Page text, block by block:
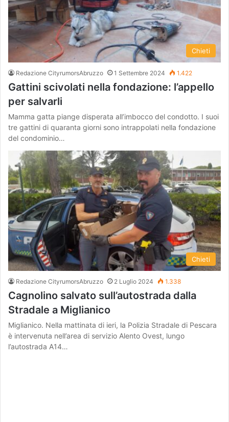
Chieti
Redazione CityrumorsAbruzzo 1 Settembre 2024 1.422
Gattini scivolati nella fondazione: l’appello
per salvarli
Mamma gatta piange disperata all’imbocco del condotto. I suoi
tre gattini di quaranta giorni sono intrappolati nella fondazione
del condominio…
Chieti
Redazione CityrumorsAbruzzo 2 Luglio 2024 1.338
Cagnolino salvato sull’autostrada dalla
Stradale a Miglianico
Miglianico. Nella mattinata di ieri, la Polizia Stradale di Pescara
è intervenuta nell’area di servizio Alento Ovest, lungo
l’autostrada A14…